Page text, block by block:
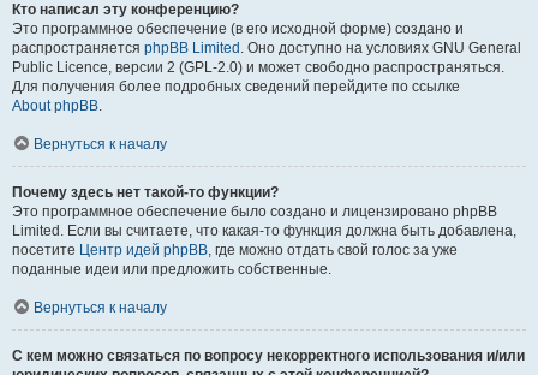
Кто написал эту конференцию?
Это программное обеспечение (в его исходной форме) создано и
распространяется phpBB Limited . Оно доступно на условиях GNU General
Public Licence, версии 2 (GPL-2.0) и может свободно распространяться.
Для получения более подробных сведений перейдите по ссылке
About phpBB.
Вернуться к началу
Почему здесь нет такой-то функции?
Это программное обеспечение было создано и лицензировано phpBB
Limited. Если вы считаете, что какая-то функция должна быть добавлена,
посетите Центр идей phpBB, где можно отдать свой голос за уже
поданные идеи или предложить собственные.
Вернуться к началу
С кем можно связаться по вопросу некорректного использования и/или